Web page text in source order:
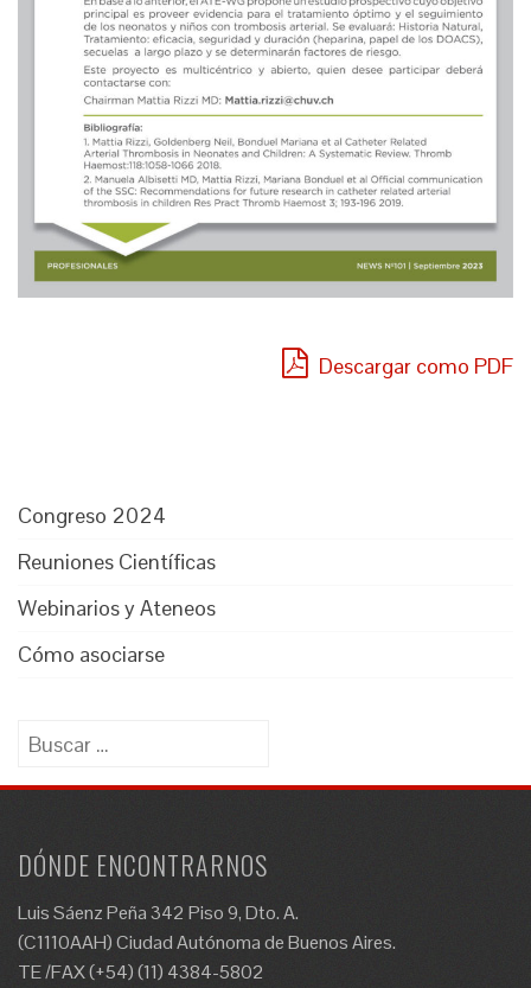
Descargar como PDF
Congreso 2024
Reuniones Científicas
Webinarios y Ateneos
Cómo asociarse
Buscar:
DÓNDE ENCONTRARNOS
Luis Sáenz Peña 342 Piso 9, Dto. A.
(C1110AAH) Ciudad Autónoma de Buenos Aires.
TE /FAX (+54) (11) 4384-5802